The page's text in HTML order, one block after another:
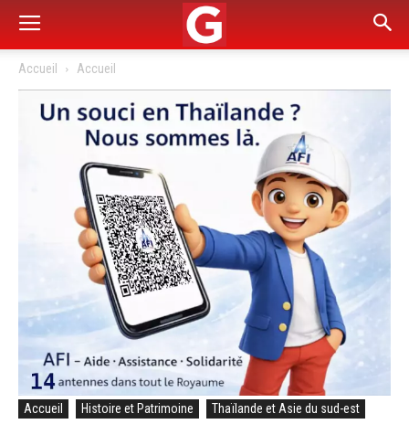
Accueil Accueil
Accueil Histoire et Patrimoine Thaïlande et Asie du sud-est